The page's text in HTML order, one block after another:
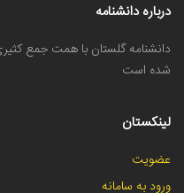
درباره دانشنامه
دانشنامه گلستان با همت جمع
شده است
لینکستان
عضویت
ورود به سامانه